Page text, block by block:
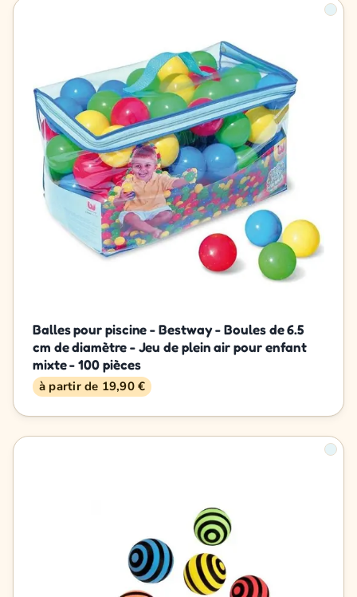
Balles pour piscine - Bestway - Boules de 6.5
cm de diamètre - Jeu de plein air pour enfant
mixte - 100 pièces
à partir de 19,90 €